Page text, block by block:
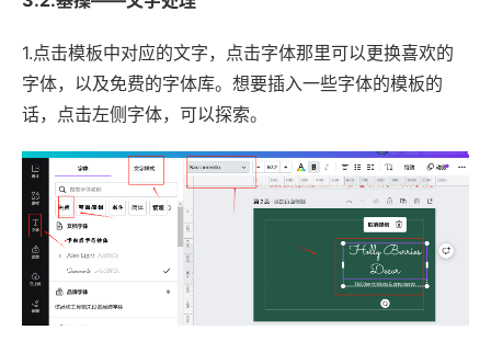
1.点击模板中对应的文字，点击字体那里可以更换喜欢的
字体，以及免费的字体库。想要插入一些字体的模板的
话，点击左侧字体，可以探索。